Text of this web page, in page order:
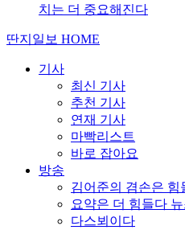
치는 더 중요해진다
딴지일보 HOME
기사
최신 기사
추천 기사
연재 기사
마빡리스트
바로 잡아요
방송
김어준의 겸손은 힘
요약은 더 힘들다
다스뵈이다